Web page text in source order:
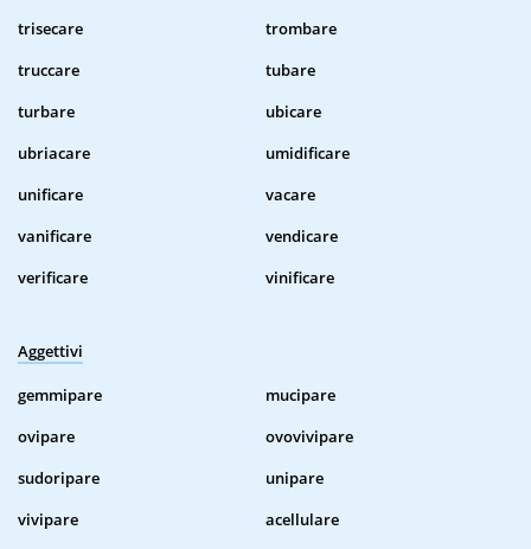
trisecare
trombare
truccare
tubare
turbare
ubicare
ubriacare
umidificare
unificare
vacare
vanificare
vendicare
verificare
vinificare
Aggettivi
gemmipare
mucipare
ovipare
ovovivipare
sudoripare
unipare
vivipare
acellulare